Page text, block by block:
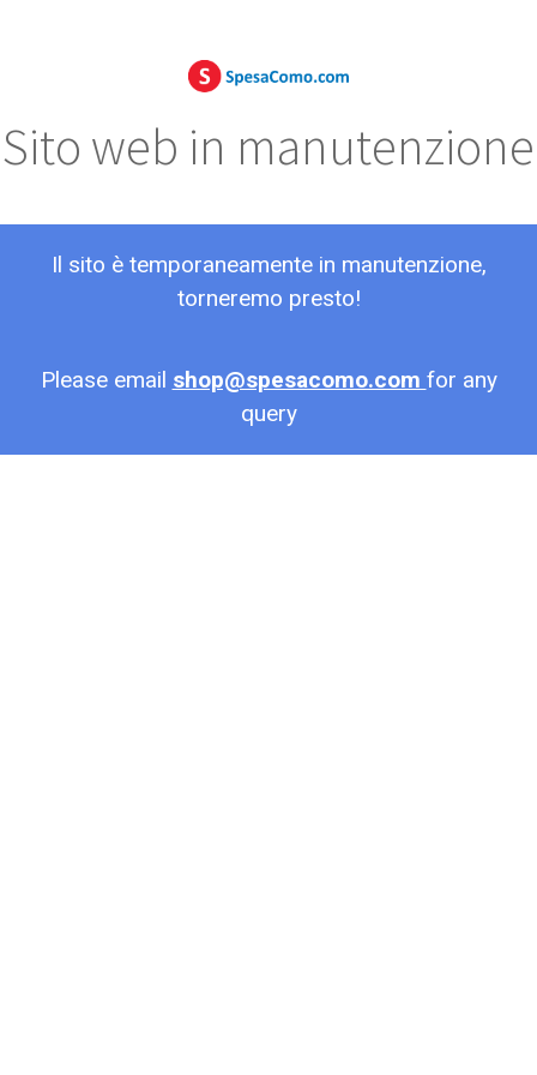
Sito web in manutenzione
Il sito è temporaneamente in manutenzione,
torneremo presto!
Please email shop@spesacomo.com for any
query